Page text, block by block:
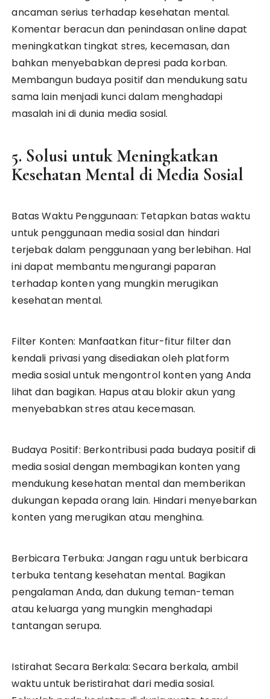
ancaman serius terhadap kesehatan mental.
Komentar beracun dan penindasan online dapat
meningkatkan tingkat stres, kecemasan, dan
bahkan menyebabkan depresi pada korban.
Membangun budaya positif dan mendukung satu
sama lain menjadi kunci dalam menghadapi
masalah ini di dunia media sosial.
5. Solusi untuk Meningkatkan
Kesehatan Mental di Media Sosial
Batas Waktu Penggunaan: Tetapkan batas waktu
untuk penggunaan media sosial dan hindari
terjebak dalam penggunaan yang berlebihan. Hal
ini dapat membantu mengurangi paparan
terhadap konten yang mungkin merugikan
kesehatan mental.
Filter Konten: Manfaatkan fitur-fitur filter dan
kendali privasi yang disediakan oleh platform
media sosial untuk mengontrol konten yang Anda
lihat dan bagikan. Hapus atau blokir akun yang
menyebabkan stres atau kecemasan.
Budaya Positif: Berkontribusi pada budaya positif di
media sosial dengan membagikan konten yang
mendukung kesehatan mental dan memberikan
dukungan kepada orang lain. Hindari menyebarkan
konten yang merugikan atau menghina.
Berbicara Terbuka: Jangan ragu untuk berbicara
terbuka tentang kesehatan mental. Bagikan
pengalaman Anda, dan dukung teman-teman
atau keluarga yang mungkin menghadapi
tantangan serupa.
Istirahat Secara Berkala: Secara berkala, ambil
waktu untuk beristirahat dari media sosial.